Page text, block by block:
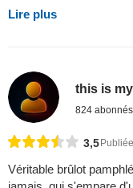
Lire plus
this is
824 abonnés
3,5
Véritable brûlot